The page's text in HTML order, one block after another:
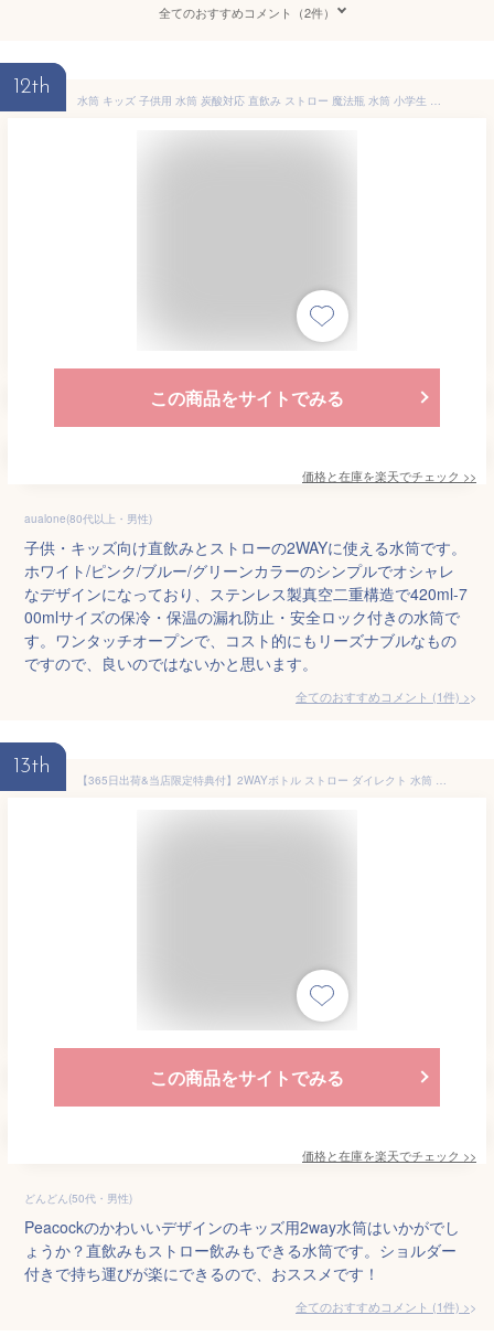
全てのおすすめコメント（2件）
12th
水筒 キッズ 子供用 水筒 炭酸対応 直飲み ストロー 魔法瓶 水筒 小学生 男の子 女の子 中学生 316ステンレス ダイレクトボトル 大容量 420ML-700ML 2WAY マグボトル 保温 保冷 ワンタッチ 紐 ストラップ おすすめ 炭酸 水筒
この商品をサイトでみる
価格と在庫を楽天でチェック >>
aualone(80代以上・男性)
子供・キッズ向け直飲みとストローの2WAYに使える水筒です。
ホワイト/ピンク/ブルー/グリーンカラーのシンプルでオシャレ
なデザインになっており、ステンレス製真空二重構造で420ml-7
00mlサイズの保冷・保温の漏れ防止・安全ロック付きの水筒で
す。ワンタッチオープンで、コスト的にもリーズナブルなもの
ですので、良いのではないかと思います。
全てのおすすめコメント (1件) >
13th
【365日出荷&当店限定特典付】2WAYボトル ストロー ダイレクト 水筒 直飲み キッズ ベビー 子ども こども 保冷 子供用 ステンレス 魔法瓶 女の子 男の子 肩ひも ショルダー 可愛い おしゃれ 2way ピーコック Peacock APD-W50
この商品をサイトでみる
価格と在庫を楽天でチェック >>
どんどん(50代・男性)
Peacockのかわいいデザインのキッズ用2way水筒はいかがでし
ょうか？直飲みもストロー飲みもできる水筒です。ショルダー
付きで持ち運びが楽にできるので、おススメです！
全てのおすすめコメント (1件) >